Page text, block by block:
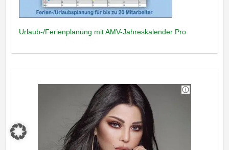
Urlaub-/Ferienplanung mit AMV-Jahreskalender Pro